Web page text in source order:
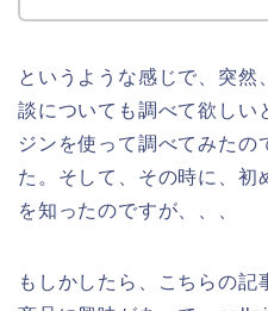
というような感じで、突
談についても調べて欲しい
ジンを使って調べてみたの
た。そして、その時に、
を知ったのですが、、、
もしかしたら、こちらの